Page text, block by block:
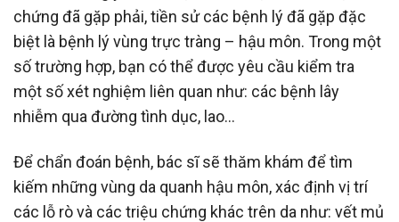
chứng đã gặp phải, tiền sử các bệnh lý đã gặp đặc
biệt là bệnh lý vùng trực tràng – hậu môn. Trong một
số trường hợp, bạn có thể được yêu cầu kiểm tra
một số xét nghiệm liên quan như: các bệnh lây
nhiễm qua đường tình dục, lao…
Để chẩn đoán bệnh, bác sĩ sẽ thăm khám để tìm
kiếm những vùng da quanh hậu môn, xác định vị trí
các lỗ rò và các triệu chứng khác trên da như: vết mủ